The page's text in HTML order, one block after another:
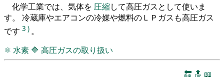
化学工業では、気体を 圧縮して高圧ガスとして使いま
す。 冷蔵庫やエアコンの冷媒や燃料のＬＰガスも高圧ガス
です 3 ) 。
⚛ 水素 🔷 高圧ガスの取り扱い
🔚 🔝 📖